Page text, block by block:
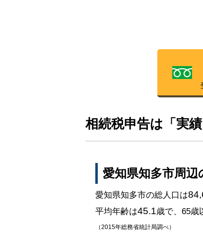
相続税申告は「実
愛知県知多市周辺
愛知県知多市の総人口は
平均年齢は45.1歳で、65歳
（2015年総務省統計局調べ）